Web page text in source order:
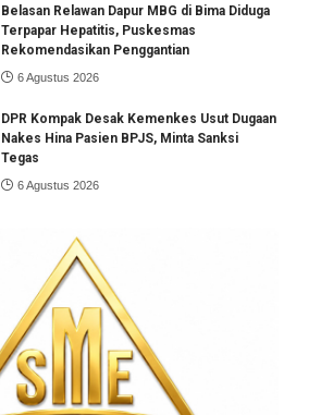
Belasan Relawan Dapur MBG di Bima Diduga
Terpapar Hepatitis, Puskesmas
Rekomendasikan Penggantian
6 Agustus 2026
DPR Kompak Desak Kemenkes Usut Dugaan
Nakes Hina Pasien BPJS, Minta Sanksi
Tegas
6 Agustus 2026